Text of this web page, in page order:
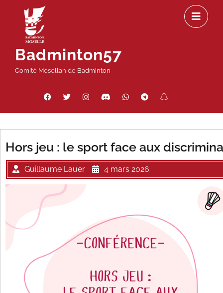
contenu
Badminton57
Comité Mosellan de Badminton
Facebook
Twitter InstagramDiscordWhatsAppTelegram
Hors jeu : le sport face aux
Guillaume Lauer 4 mars 2026